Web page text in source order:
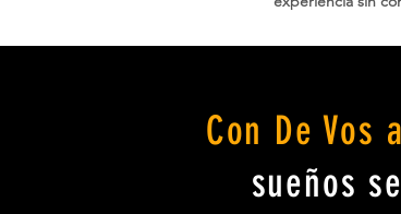
Con De Vos
sueños